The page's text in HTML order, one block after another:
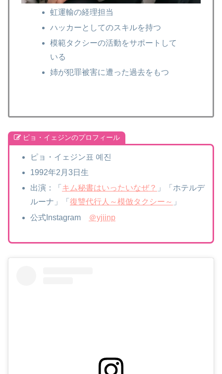
虹運輸の経理担当
ハッカーとしてのスキルを持つ
模範タクシーの活動をサポートして
いる
姉が犯罪被害に遭った過去をもつ
ピョ・イェジンのプロフィール
ピョ・イェジン표 예진
1992年2月3日生
出演：「 キム秘書はいったいなぜ？ 」「ホテルデ
ルーナ」「 復讐代行人～模倣タクシー～ 」
公式Instagram
＠yjiinp